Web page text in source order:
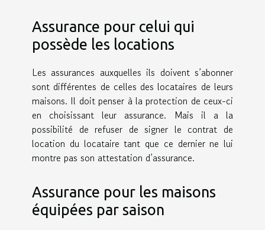
Assurance pour celui qui
possède les locations
Les assurances auxquelles ils doivent s’abonner
sont différentes de celles des locataires de leurs
maisons. Il doit penser à la protection de ceux-ci
en choisissant leur assurance. Mais il a la
possibilité de refuser de signer le contrat de
location du locataire tant que ce dernier ne lui
montre pas son attestation d’assurance.
Assurance pour les maisons
équipées par saison